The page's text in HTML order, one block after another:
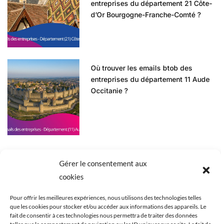
Gérer le consentement aux
cookies
Pour offrir les meilleures expériences, nous utilisons des technologies telles
que les cookies pour stocker et/ou accéder aux informations des appareils. Le
fait de consentir à ces technologies nous permettra de traiter des données
entreprises du département 21 Côte-
d’Or Bourgogne-Franche-Comté ?
Où trouver les emails btob des
entreprises du département 11 Aude
Occitanie ?
ACCUEIL BLOG BASES DE DONNÉES